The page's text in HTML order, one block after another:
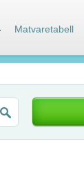
· Matvaretabell